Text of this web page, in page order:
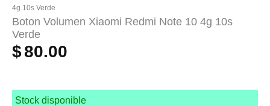
4g 10s Verde
Boton Volumen Xiaomi Redmi Note 10 4g 10s
Verde
$80.00
Stock disponible